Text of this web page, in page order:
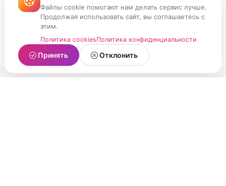
Файлы cookie помогают нам делать сервис лучше.
Продолжая использовать сайт, вы соглашаетесь с
этим.
Политика cookiesПолитика конфиденциальности
Принять Отклонить